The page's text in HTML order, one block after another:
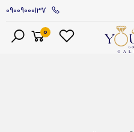
09009000137
0